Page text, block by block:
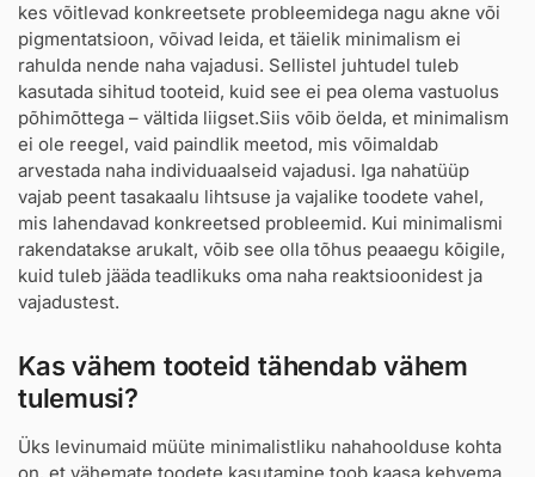
kes võitlevad konkreetsete probleemidega nagu akne või
pigmentatsioon, võivad leida, et täielik minimalism ei
rahulda nende naha vajadusi. Sellistel juhtudel tuleb
kasutada sihitud tooteid, kuid see ei pea olema vastuolus
põhimõttega – vältida liigset.Siis võib öelda, et minimalism
ei ole reegel, vaid paindlik meetod, mis võimaldab
arvestada naha individuaalseid vajadusi. Iga nahatüüp
vajab peent tasakaalu lihtsuse ja vajalike toodete vahel,
mis lahendavad konkreetsed probleemid. Kui minimalismi
rakendatakse arukalt, võib see olla tõhus peaaegu kõigile,
kuid tuleb jääda teadlikuks oma naha reaktsioonidest ja
vajadustest.
Kas vähem tooteid tähendab vähem
tulemusi?
Üks levinumaid müüte minimalistliku nahahoolduse kohta